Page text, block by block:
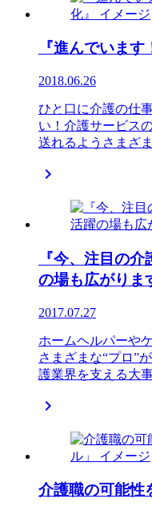
『進んでいま
2018.06.26
ひと口に介護の仕
い！介護サービス
送れるようさまざ

『今、注目の
の場も広がりま
2017.07.27
ホームヘルパーや
さまざまな“プロ”
護業界を支える大

介護職の可能性